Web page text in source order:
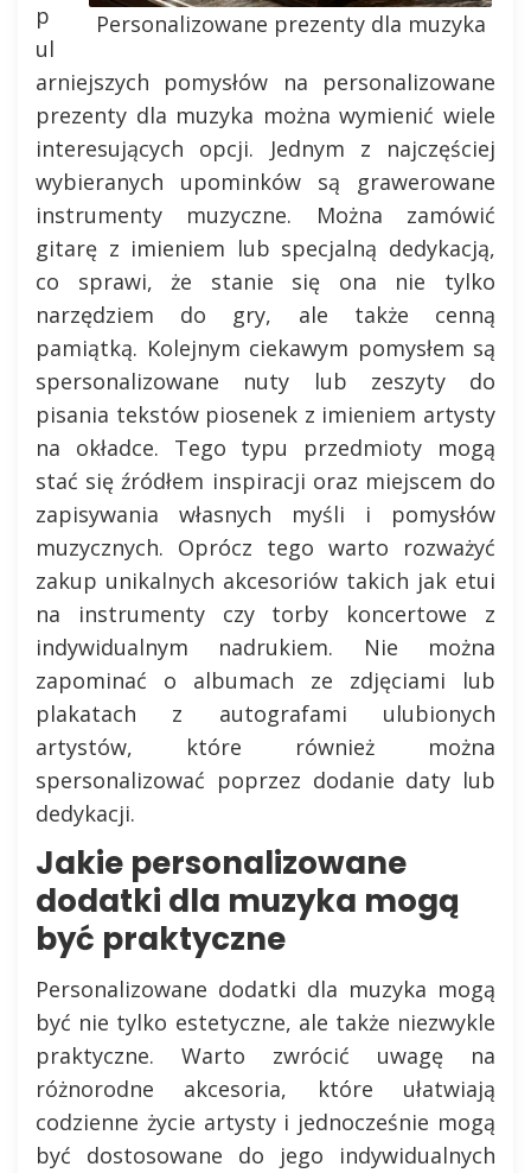
Personalizowane prezenty dla muzyka
p
ul
arniejszych pomysłów na personalizowane
prezenty dla muzyka można wymienić wiele
interesujących opcji. Jednym z najczęściej
wybieranych upominków są grawerowane
instrumenty muzyczne. Można zamówić
gitarę z imieniem lub specjalną dedykacją,
co sprawi, że stanie się ona nie tylko
narzędziem do gry, ale także cenną
pamiątką. Kolejnym ciekawym pomysłem są
spersonalizowane nuty lub zeszyty do
pisania tekstów piosenek z imieniem artysty
na okładce. Tego typu przedmioty mogą
stać się źródłem inspiracji oraz miejscem do
zapisywania własnych myśli i pomysłów
muzycznych. Oprócz tego warto rozważyć
zakup unikalnych akcesoriów takich jak etui
na instrumenty czy torby koncertowe z
indywidualnym nadrukiem. Nie można
zapominać o albumach ze zdjęciami lub
plakatach z autografami ulubionych
artystów, które również można
spersonalizować poprzez dodanie daty lub
dedykacji.
Jakie personalizowane
dodatki dla muzyka mogą
być praktyczne
Personalizowane dodatki dla muzyka mogą
być nie tylko estetyczne, ale także niezwykle
praktyczne. Warto zwrócić uwagę na
różnorodne akcesoria, które ułatwiają
codzienne życie artysty i jednocześnie mogą
być dostosowane do jego indywidualnych